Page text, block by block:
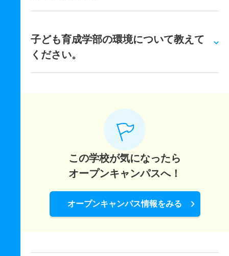
子ども育成学部の環境について教えて
ください。
この学校が気になったら
オープンキャンパスへ！
オープンキャンパス情報をみる